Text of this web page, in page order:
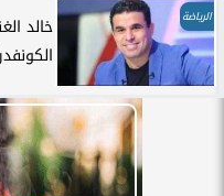
الرياضة
خالد